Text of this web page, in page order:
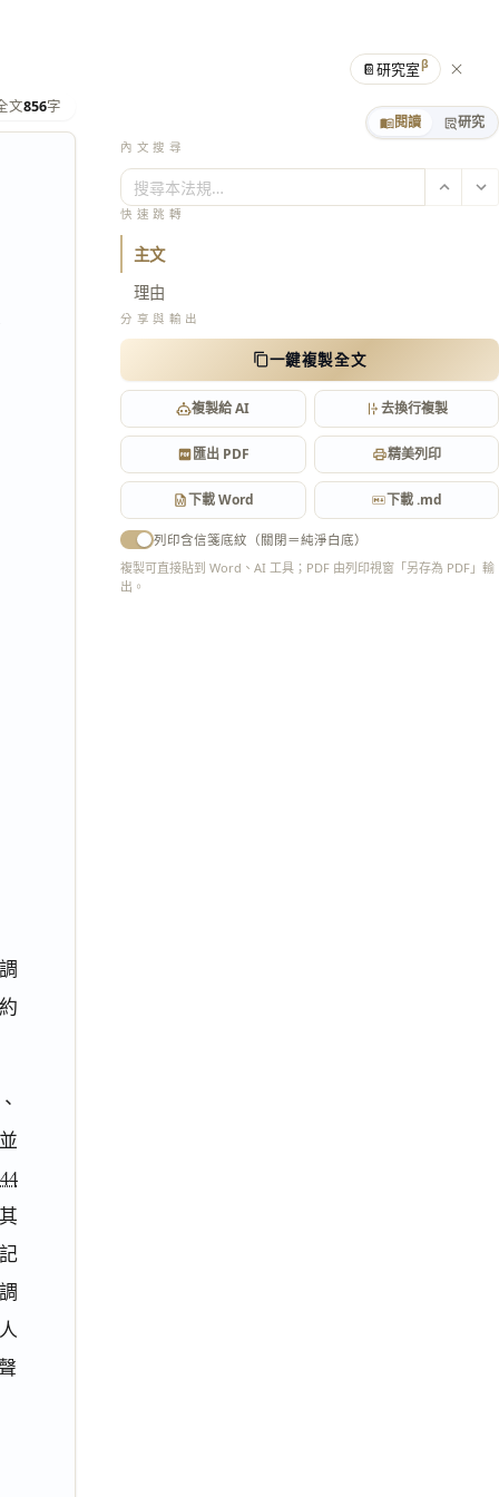
文856字
閱讀 研究
內文搜尋
搜尋本法規…
快速跳轉
主文
理由
分享與輸出
一鍵複製全文
複製給 AI 去換行複製
匯出 PDF 精美列印
下載 Word 下載 .md
列印含信箋底紋（關閉＝純淨白底）
複製可直接貼到 Word、AI 工具；PDF 由列印視窗「另存為 PDF」輸
出。
📔研究室β